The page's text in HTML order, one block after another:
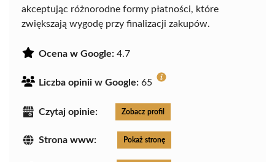
akceptując różnorodne formy płatności, które
zwiększają wygodę przy finalizacji zakupów.
Ocena w Google: 4.7
Liczba opinii w Google: 65
Czytaj opinie: Zobacz profil
Strona www: Pokaż stronę